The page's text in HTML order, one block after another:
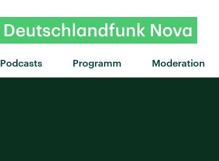
Podcasts Programm Moderation
"Burning out" von